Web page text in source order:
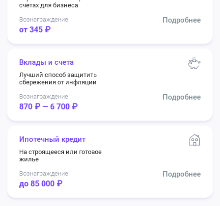
счетах для бизнеса
Вознаграждение
от 345 ₽
Подробнее
Вклады и счета
Лучший способ защитить
сбережения от инфляции
Вознаграждение
870 ₽ — 6 700 ₽
Подробнее
Ипотечный кредит
На строящееся или готовое
жилье
Вознаграждение
до 85 000 ₽
Подробнее